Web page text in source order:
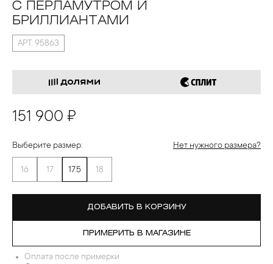
С ПЕРЛАМУТРОМ И
БРИЛЛИАНТАМИ
АРТ. 95863
151 900 ₽
Выберите размер: Нет нужного размера?
16 17 17.5 18
ДОБАВИТЬ В КОРЗИНУ
ПРИМЕРИТЬ В МАГАЗИНЕ
Оплата после примерки